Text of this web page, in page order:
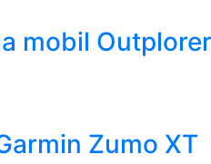
mobil
Zumo XT